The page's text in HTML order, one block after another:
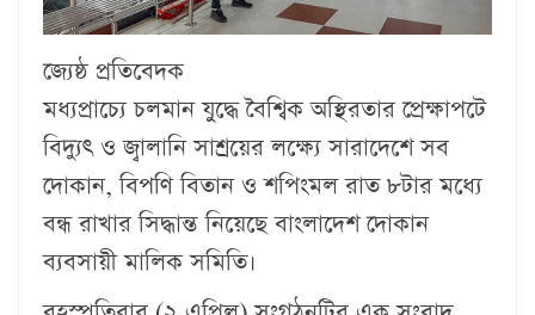
জ্যেষ্ঠ প্রতিবেদক
মধ্যপ্রাচ্যে চলমান যুদ্ধে বৈশ্বিক অস্থিরতার প্রেক্ষাপটে
বিদ্যুৎ ও জ্বালানি সাশ্রয়ের লক্ষ্যে সারাদেশে সব
দোকান, বিপণি বিতান ও শপিংমল রাত ৮টার মধ্যে
বন্ধ রাখার সিদ্ধান্ত নিয়েছে বাংলাদেশ দোকান
ব্যবসায়ী মালিক সমিতি।